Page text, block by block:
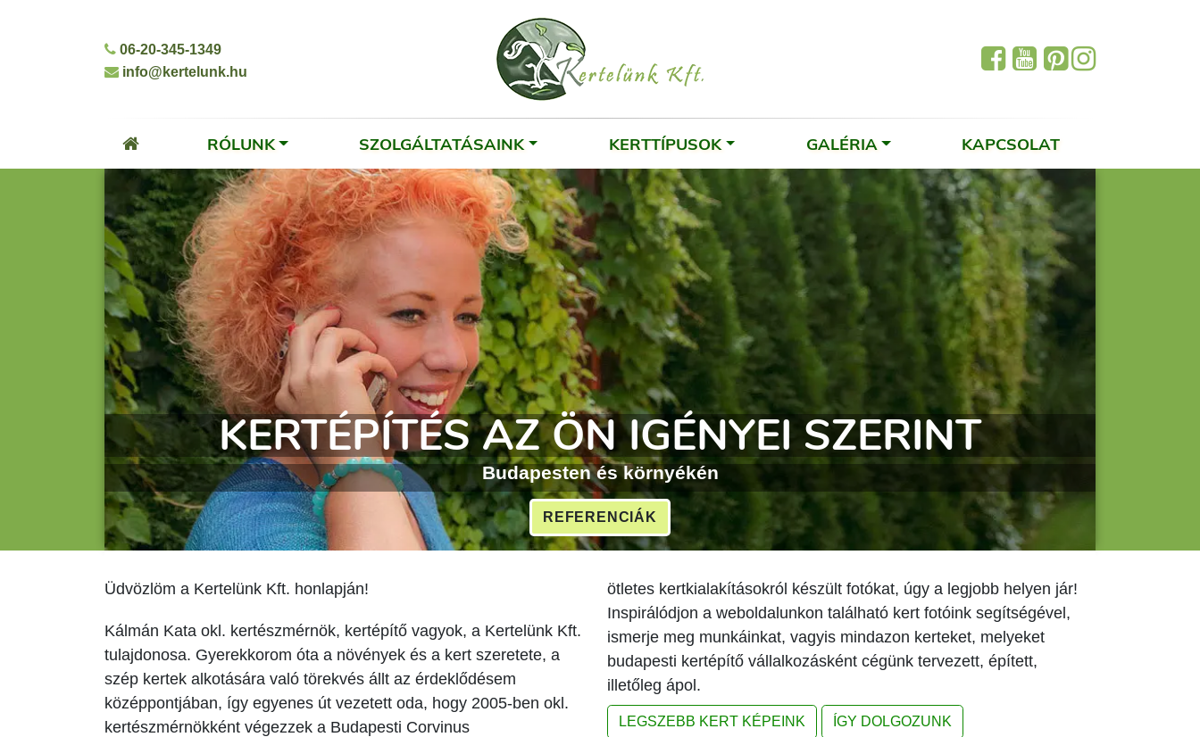
06-20-345-1349
info@kertelunk.hu
RÓLUNK SZOLGÁLTATÁSAINK KERTTÍPUSOK GALÉRIA KAPCSOLAT
ÖN MEGÁLMODJA
Mi megtervezzük és megalkotjuk Önnek a tökéletes kertet!
REFERENCIÁK
Üdvözlöm a Kertelünk Kft. honlapján!
Kálmán Kata okl. kertészmérnök, kertépítő vagyok, a Kertelünk Kft.
tulajdonosa. Gyerekkorom óta a növények és a kert szeretete, a
szép kertek alkotására való törekvés állt az érdeklődésem
középpontjában, így egyenes út vezetett oda, hogy 2005-ben okl.
kertészmérnökként végezzek a Budapesti Corvinus
ötletes kertkialakításokról készült fotókat, úgy a legjobb helyen jár!
Inspirálódjon a weboldalunkon található kert fotóink segítségével,
ismerje meg munkáinkat, vagyis mindazon kerteket, melyeket
budapesti kertépítő vállalkozásként cégünk tervezett, épített,
illetőleg ápol.
LEGSZEBB KERT KÉPEINK ÍGY DOLGOZUNK